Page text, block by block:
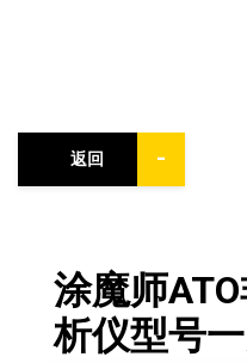
返回 -
涂魔师
析仪型号